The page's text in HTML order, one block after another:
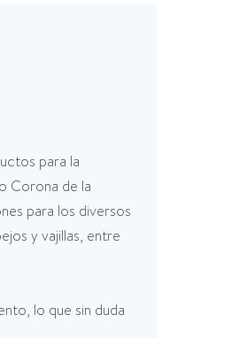
para la
Corona de la
para los diversos
y vajillas, entre
lo que sin duda